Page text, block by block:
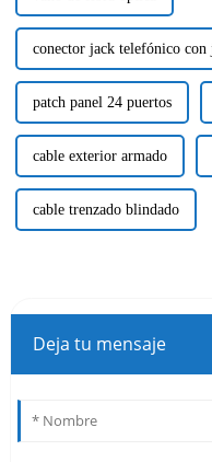
conector jack telefónico con
patch panel 24 puertos
cable exterior armado
cable trenzado blindado
Deja tu mensaje